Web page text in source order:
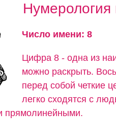
Число имени: 8
Цифра 8 - одна из
можно раскрыть.
перед собой четкие
легко сходятся с
прямолинейными.